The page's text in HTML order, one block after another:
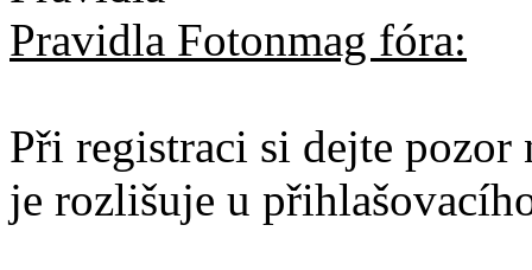
Pravidla Fotonmag fóra:
Při registraci si dejte pozor
je rozlišuje u